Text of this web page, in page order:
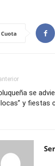
Cuota
se
locas” y fiestas